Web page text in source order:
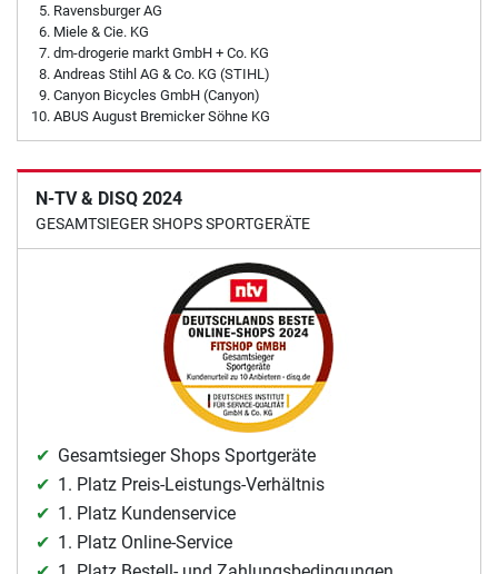
Ravensburger AG
Miele & Cie. KG
dm-drogerie markt GmbH + Co. KG
Andreas Stihl AG & Co. KG (STIHL)
Canyon Bicycles GmbH (Canyon)
ABUS August Bremicker Söhne KG
N-TV & DISQ 2024
GESAMTSIEGER SHOPS SPORTGERÄTE
Gesamtsieger Shops Sportgeräte
1. Platz Preis-Leistungs-Verhältnis
1. Platz Kundenservice
1. Platz Online-Service